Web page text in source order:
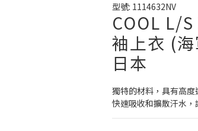
型號: 1114632NV
COOL L/
袖上衣 (
日本
獨特的材料，具有高度
快速吸收和擴散汗水，